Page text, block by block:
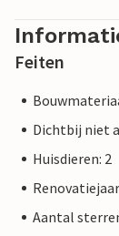
Feiten
Dichtbij niet
Huisdieren: 2
Aantal